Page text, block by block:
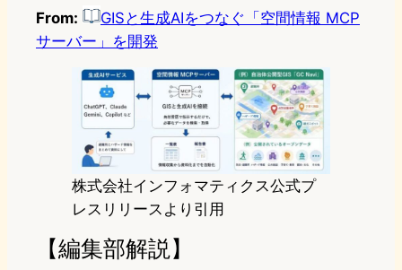
From:
GISと生成AIをつなぐ「空間情報 MCP
サーバー」を開発
株式会社インフォマティクス公式プ
レスリリースより引用
【編集部解説】